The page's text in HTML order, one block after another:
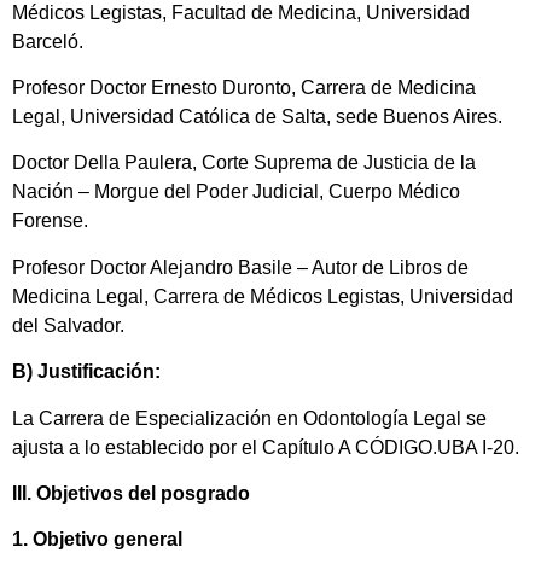
Médicos Legistas, Facultad de Medicina, Universidad
Barceló.
Profesor Doctor Ernesto Duronto, Carrera de Medicina
Legal, Universidad Católica de Salta, sede Buenos Aires.
Doctor Della Paulera, Corte Suprema de Justicia de la
Nación – Morgue del Poder Judicial, Cuerpo Médico
Forense.
Profesor Doctor Alejandro Basile – Autor de Libros de
Medicina Legal, Carrera de Médicos Legistas, Universidad
del Salvador.
B) Justificación:
La Carrera de Especialización en Odontología Legal se
ajusta a lo establecido por el Capítulo A CÓDIGO.UBA I-20.
III. Objetivos del posgrado
1. Objetivo general